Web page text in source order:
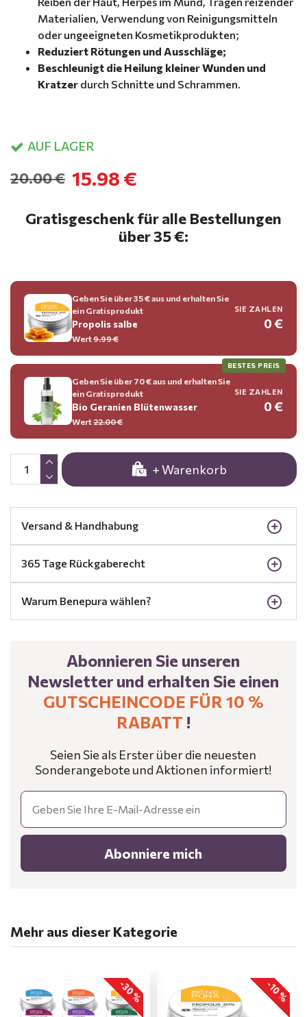
Materialien, Verwendung von Reinigungsmitteln
oder ungeeigneten Kosmetikprodukten;
Reduziert Rötungen und Ausschläge;
Beschleunigt die Heilung kleiner Wunden und
Kratzer durch Schnitte und Schrammen.
AUF LAGER
15.98 €
20.00 €
+ Warenkorb
Gratisgeschenk für alle Bestellungen
über 35 €:
Geben Sie über 35 € aus und erhalten Sie
ein Gratisprodukt
Propolis salbe
Wert9.99 €
SIE ZAHLEN
0 €
BESTES PREIS
Geben Sie über 70 € aus und erhalten Sie
ein Gratisprodukt
Bio Geranien Blütenwasser
Wert22.00 €
SIE ZAHLEN
0 €
Versand & Handhabung
365 Tage Rückgaberecht
Warum Benepura wählen?
Abonnieren Sie unseren
Newsletter und erhalten Sie einen
GUTSCHEINCODE FÜR 10 %
RABATT !
Seien Sie als Erster über die neuesten
Sonderangebote und Aktionen informiert!
Email
Abonniere mich
Mehr aus dieser Kategorie
-30 % -10 %